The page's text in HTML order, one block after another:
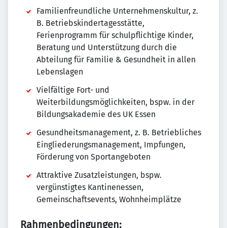
Familienfreundliche Unternehmenskultur, z.
B. Betriebskindertagesstätte,
Ferienprogramm für schulpflichtige Kinder,
Beratung und Unterstützung durch die
Abteilung für Familie & Gesundheit in allen
Lebenslagen
Vielfältige Fort- und
Weiterbildungsmöglichkeiten, bspw. in der
Bildungsakademie des UK Essen
Gesundheitsmanagement, z. B. Betriebliches
Eingliederungsmanagement, Impfungen,
Förderung von Sportangeboten
Attraktive Zusatzleistungen, bspw.
vergünstigtes Kantinenessen,
Gemeinschaftsevents, Wohnheimplätze
Rahmenbedingungen: